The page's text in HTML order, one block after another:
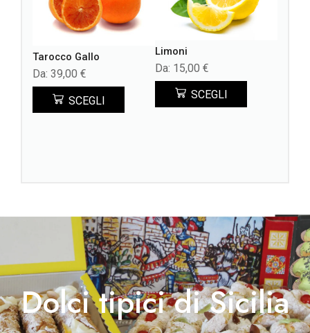
Tarocco Gallo
Da: 39,00 €
SCEGLI
Limoni
Da: 15,00 €
SCEGLI
Dolci tipici di Sicilia